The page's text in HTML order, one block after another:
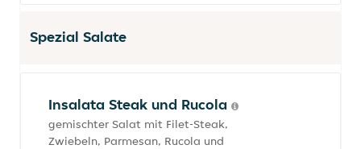
Spezial Salate
Insalata Steak und Rucola
gemischter Salat mit Filet-Steak,
Zwiebeln, Parmesan, Rucola und